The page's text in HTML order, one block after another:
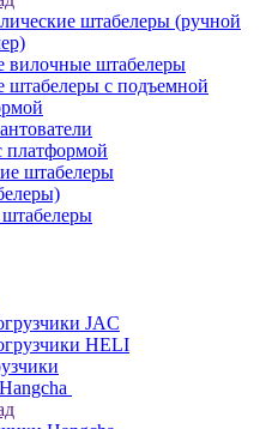
штабелеры (ручной
вилочные штабелеры
штабелеры с подъемной
платформой
штабелеры
JAC
HELI